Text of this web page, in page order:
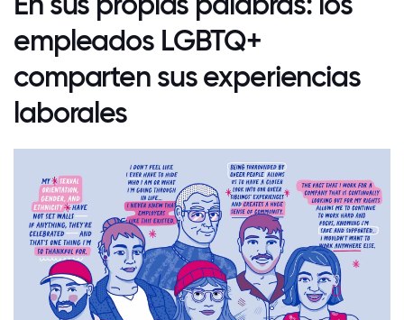
empleados LGBTQ+
comparten sus experiencias
laborales